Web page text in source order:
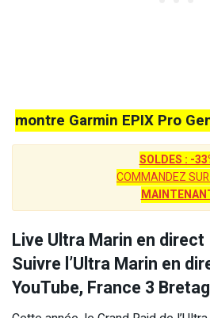
montre Garmin EPIX Pro
SOLDES : -
COMMANDEZ
Live Ultra Marin en direct
Suivre l’Ultra Marin en
YouTube, France 3